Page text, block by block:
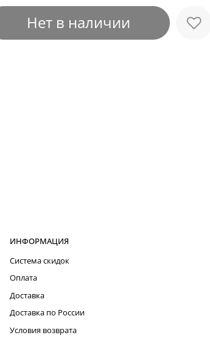
Нет в наличии
ИНФОРМАЦИЯ
Система скидок
Оплата
Доставка
Доставка по России
Условия возврата